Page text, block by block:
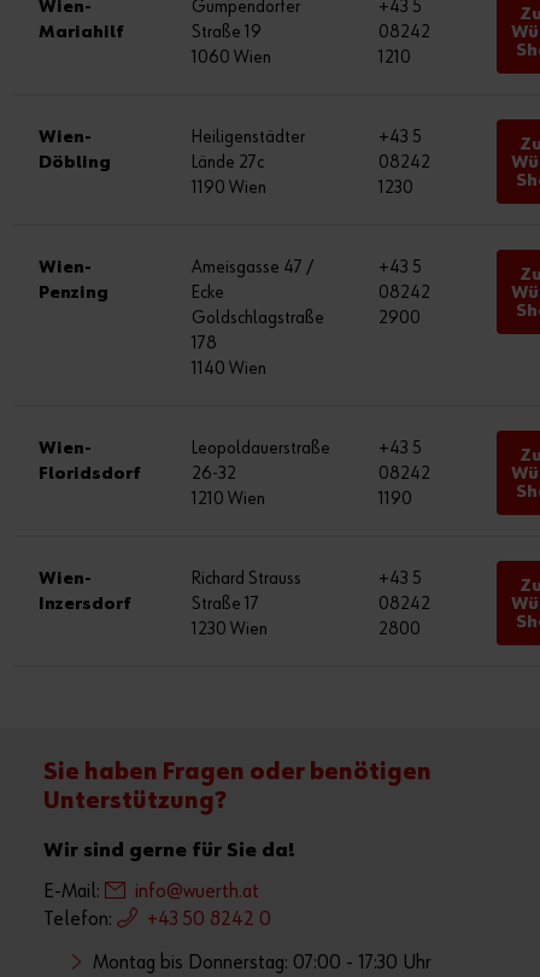
Wien-
Mariahilf
Gumpendorfer
Straße 19
1060 Wien
+43 5
08242
1210
Wien-
Döbling
Heiligenstädter
Lände 27c
1190 Wien
+43 5
08242
1230
Wien-
Penzing
Ameisgasse 47 /
Ecke
Goldschlagstraße
178
1140 Wien
+43 5
08242
2900
Wien-
Floridsdorf
Leopoldauerstraße
26-32
1210 Wien
+43 5
08242
1190
Wien-
Inzersdorf
Richard Strauss
Straße 17
1230 Wien
+43 5
08242
2800
Sie haben Fragen oder benötigen
Unterstützung?
Wir sind gerne für Sie da!
E-Mail:
info@wuerth.at
Telefon:
+43 50 8242 0
Montag bis Donnerstag: 07:00 - 17:30 Uhr